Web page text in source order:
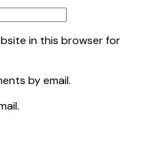
in this browser for
by email.